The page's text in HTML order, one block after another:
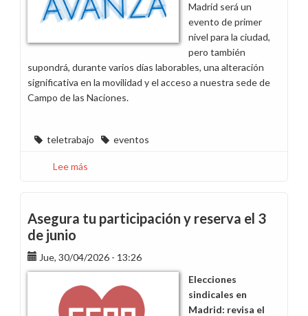
Madrid será un
evento de primer
nivel para la ciudad,
pero también
supondrá, durante varios días laborables, una alteración
significativa en la movilidad y el acceso a nuestra sede de
Campo de las Naciones.
teletrabajo eventos
Lee más
prácticas
para
todos
podamos
trabajar
mejor
Asegura tu participación y reserva el 3
de junio
Jue, 30/04/2026 - 13:26
Elecciones
sindicales en
Madrid: revisa el